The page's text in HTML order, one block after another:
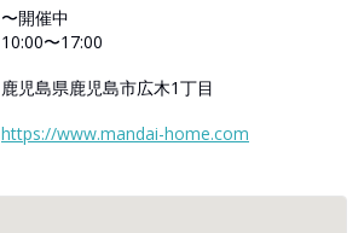
〜開催中
10:00〜17:00
鹿児島県鹿児島市広木1丁目
https://www.mandai-home.com